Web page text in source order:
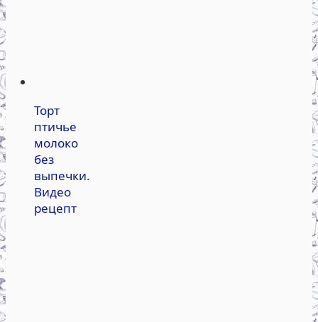
Торт
птичье
молоко
без
выпечки.
Видео
рецепт